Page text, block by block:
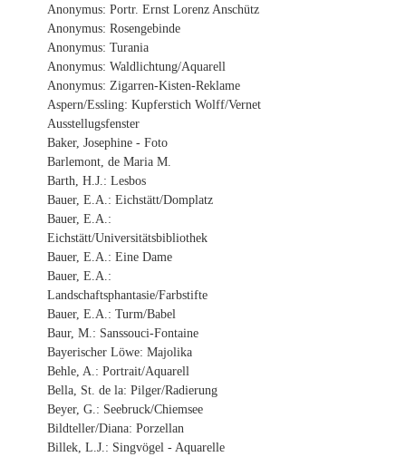
Anonymus: Portr. Ernst Lorenz Anschütz
Anonymus: Rosengebinde
Anonymus: Turania
Anonymus: Waldlichtung/Aquarell
Anonymus: Zigarren-Kisten-Reklame
Aspern/Essling: Kupferstich Wolff/Vernet
Ausstellugsfenster
Baker, Josephine - Foto
Barlemont, de Maria M.
Barth, H.J.: Lesbos
Bauer, E.A.: Eichstätt/Domplatz
Bauer, E.A.:
Eichstätt/Universitätsbibliothek
Bauer, E.A.: Eine Dame
Bauer, E.A.:
Landschaftsphantasie/Farbstifte
Bauer, E.A.: Turm/Babel
Baur, M.: Sanssouci-Fontaine
Bayerischer Löwe: Majolika
Behle, A.: Portrait/Aquarell
Bella, St. de la: Pilger/Radierung
Beyer, G.: Seebruck/Chiemsee
Bildteller/Diana: Porzellan
Billek, L.J.: Singvögel - Aquarelle